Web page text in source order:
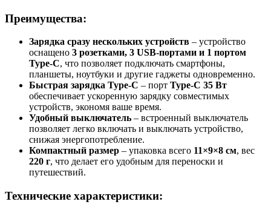
Преимущества:
Зарядка сразу нескольких устройств – устройство
оснащено 3 розетками, 3 USB-портами и 1 портом
Type-C, что позволяет подключать смартфоны,
планшеты, ноутбуки и другие гаджеты одновременно.
Быстрая зарядка Type-C – порт Type-C 35 Вт
обеспечивает ускоренную зарядку совместимых
устройств, экономя ваше время.
Удобный выключатель – встроенный выключатель
позволяет легко включать и выключать устройство,
снижая энергопотребление.
Компактный размер – упаковка всего 11×9×8 см, вес
220 г, что делает его удобным для переноски и
путешествий.
Технические характеристики: